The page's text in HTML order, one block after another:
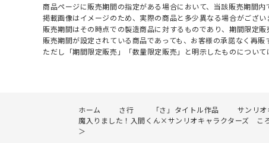
商品ページに販売期間の指定がある場合において、当該販売期間
掲載画像はイメージのため、実際の商品と多少異なる場合がござい
販売期間はその時点での製造商品に対するものであり、期間限定
販売期間が設定されている商品であっても、お客様の承諾なく再販
ただし「期間限定販売」「数量限定販売」と明示したものについて
ホーム さ行 「さ」タイトル作品
サンリ
魔入りました！入間くん×サンリオキャラクターズ こ
＞